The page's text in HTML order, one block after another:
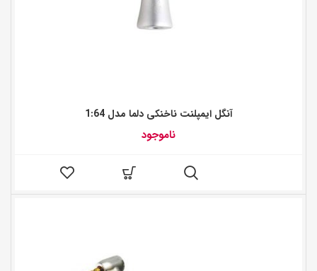
آنگل ایمپلنت ناخنکی دلما مدل 1:64
ناموجود